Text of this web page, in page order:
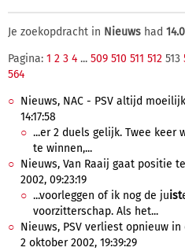
Je zoekopdracht in Nieuws had
Pagina: 1 2 3 4 ... 509 510 511 512 513
564
Nieuws, NAC - PSV altijd
14:17:58
...er 2 duels gelijk. Twee keer
te winnen,...
Nieuws, Van Raaij gaat positie
2002, 09:23:19
...voorleggen of ik nog de juist
voorzitterschap. Als het...
Nieuws, PSV verliest opnieuw
2 oktober 2002, 19:39:29